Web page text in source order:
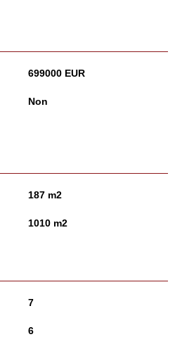
699000 EUR
Non
187 m2
1010 m2
7
6